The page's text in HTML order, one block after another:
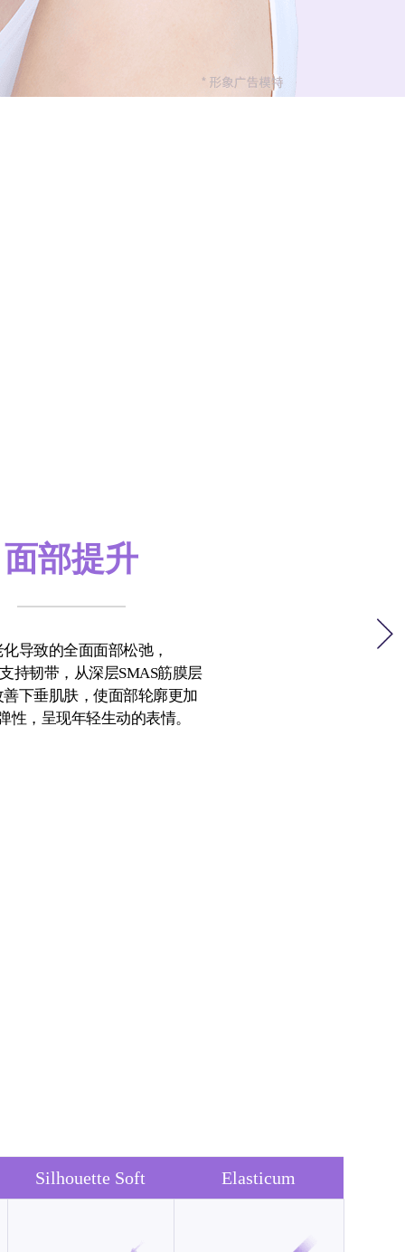
面部提升
导致的全面面部松弛，
持韧带，从深层SMAS筋膜层
下垂肌肤，使面部轮廓更加
性，呈现年轻生动的表情。
Silhouette Soft Elasticum